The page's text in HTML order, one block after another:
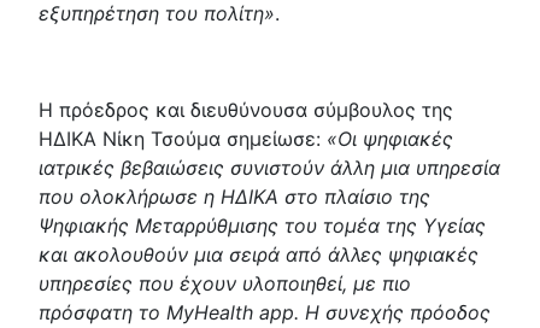
εξυπηρέτηση του πολίτη».
Η πρόεδρος και διευθύνουσα σύμβουλος της
ΗΔΙΚΑ Νίκη Τσούμα σημείωσε: «Οι ψηφιακές
ιατρικές βεβαιώσεις συνιστούν άλλη μια υπηρεσία
που ολοκλήρωσε η ΗΔΙΚΑ στο πλαίσιο της
Ψηφιακής Μεταρρύθμισης του τομέα της Υγείας
και ακολουθούν μια σειρά από άλλες ψηφιακές
υπηρεσίες που έχουν υλοποιηθεί, με πιο
πρόσφατη το MyHealth app. Η συνεχής πρόοδος